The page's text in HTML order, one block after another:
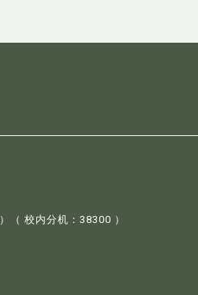
）（ 校内分机：38300 ）